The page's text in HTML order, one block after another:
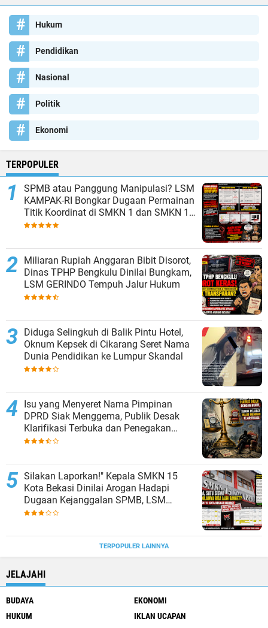
Hukum
Pendidikan
Nasional
Politik
Ekonomi
TERPOPULER
SPMB atau Panggung Manipulasi? LSM
KAMPAK-RI Bongkar Dugaan Permainan
Titik Koordinat di SMKN 1 dan SMKN 15
Kota Bekasi
Miliaran Rupiah Anggaran Bibit Disorot,
Dinas TPHP Bengkulu Dinilai Bungkam,
LSM GERINDO Tempuh Jalur Hukum
Diduga Selingkuh di Balik Pintu Hotel,
Oknum Kepsek di Cikarang Seret Nama
Dunia Pendidikan ke Lumpur Skandal
Isu yang Menyeret Nama Pimpinan
DPRD Siak Menggema, Publik Desak
Klarifikasi Terbuka dan Penegakan
Hukum Bila Ada Bukti
Silakan Laporkan!" Kepala SMKN 15
Kota Bekasi Dinilai Arogan Hadapi
Dugaan Kejanggalan SPMB, LSM
KAMPAK-RI: Jangan Blokir Pertanyaan,
TERPOPULER LAINNYA
JELAJAHI
BUDAYA
EKONOMI
HUKUM
IKLAN UCAPAN